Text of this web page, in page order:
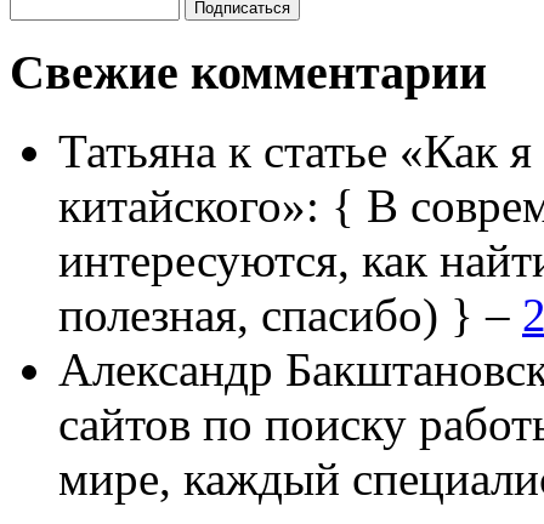
Свежие комментарии
Татьяна к статье «Как
китайского»: { В
интересуются, как
полезная, спасибо) } –
Александр
сайтов по поиску
мире, каждый